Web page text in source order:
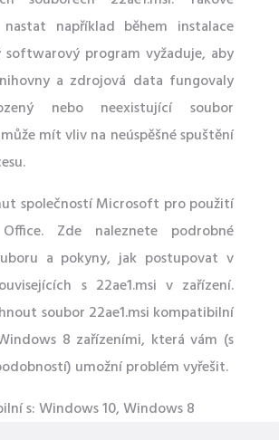
například během instalace
program vyžaduje, aby
a zdrojová data fungovaly
nebo neexistující soubor
mít vliv na neúspěšné spuštění
společností Microsoft pro použití
Zde naleznete podrobné
a pokyny, jak postupovat v
s 22ae1.msi v zařízení.
soubor 22ae1.msi kompatibilní
8 zařízeními, která vám (s
umožní problém vyřešit.
s: Windows 10, Windows 8